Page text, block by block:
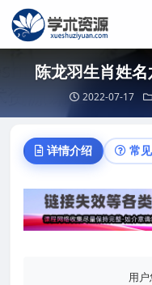
陈龙羽生肖姓
2022-07-17
详情介绍 常
用